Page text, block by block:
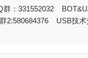
：331552032
2:580684376 USB技术